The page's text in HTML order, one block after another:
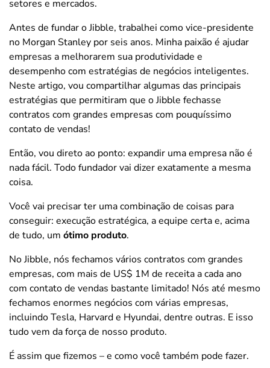
setores e mercados.
Antes de fundar o Jibble, trabalhei como vice-presidente
no Morgan Stanley por seis anos. Minha paixão é ajudar
empresas a melhorarem sua produtividade e
desempenho com estratégias de negócios inteligentes.
Neste artigo, vou compartilhar algumas das principais
estratégias que permitiram que o Jibble fechasse
contratos com grandes empresas com pouquíssimo
contato de vendas!
Então, vou direto ao ponto: expandir uma empresa não é
nada fácil. Todo fundador vai dizer exatamente a mesma
coisa.
Você vai precisar ter uma combinação de coisas para
conseguir: execução estratégica, a equipe certa e, acima
de tudo, um ótimo produto.
No Jibble, nós fechamos vários contratos com grandes
empresas, com mais de US$ 1M de receita a cada ano
com contato de vendas bastante limitado! Nós até mesmo
fechamos enormes negócios com várias empresas,
incluindo Tesla, Harvard e Hyundai, dentre outras. E isso
tudo vem da força de nosso produto.
É assim que fizemos – e como você também pode fazer.